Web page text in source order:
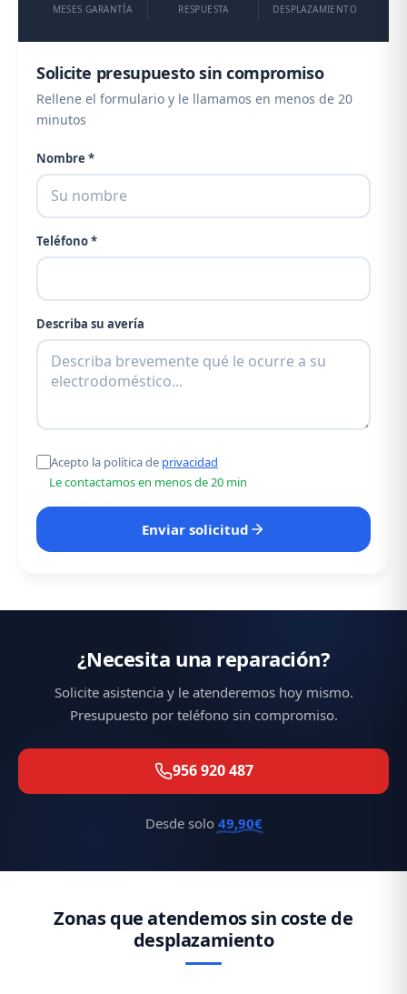
MESES GARANTÍA RESPUESTA DESPLAZAMIENTO
Solicite presupuesto sin compromiso
Rellene el formulario y le llamamos en menos de 20
minutos
Nombre *
Teléfono *
Describa su avería
Acepto la política de privacidad
Le contactamos en menos de 20 min
Enviar solicitud
¿Necesita una reparación?
Solicite asistencia y le atenderemos hoy mismo.
Presupuesto por teléfono sin compromiso.
956 920 487
Desde solo 49,90€
Zonas que atendemos sin coste de
desplazamiento